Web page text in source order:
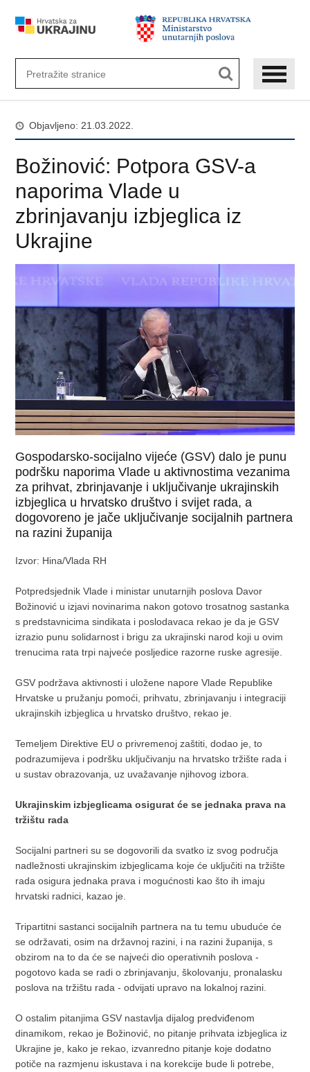
glavni
Objavljeno: 21.03.2022.
Božinović: Potpora GSV-a
naporima Vlade u
zbrinjavanju izbjeglica iz
Ukrajine
Gospodarsko-socijalno vijeće (GSV) dalo je punu
podršku naporima Vlade u aktivnostima vezanima
za prihvat, zbrinjavanje i uključivanje ukrajinskih
izbjeglica u hrvatsko društvo i svijet rada, a
dogovoreno je jače uključivanje socijalnih partnera
na razini županija
Izvor: Hina/Vlada RH
Potpredsjednik Vlade i ministar unutarnjih poslova Davor
Božinović u izjavi novinarima nakon gotovo trosatnog sastanka
s predstavnicima sindikata i poslodavaca rekao je da je GSV
izrazio punu solidarnost i brigu za ukrajinski narod koji u ovim
trenucima rata trpi najveće posljedice razorne ruske agresije.
GSV podržava aktivnosti i uložene napore Vlade Republike
Hrvatske u pružanju pomoći, prihvatu, zbrinjavanju i integraciji
ukrajinskih izbjeglica u hrvatsko društvo, rekao je.
Temeljem Direktive EU o privremenoj zaštiti, dodao je, to
podrazumijeva i podršku uključivanju na hrvatsko tržište rada i
u sustav obrazovanja, uz uvažavanje njihovog izbora.
Ukrajinskim izbjeglicama osigurat će se jednaka prava na
tržištu rada
Socijalni partneri su se dogovorili da svatko iz svog područja
nadležnosti ukrajinskim izbjeglicama koje će uključiti na tržište
rada osigura jednaka prava i mogućnosti kao što ih imaju
hrvatski radnici, kazao je.
Tripartitni sastanci socijalnih partnera na tu temu ubuduće će
se održavati, osim na državnoj razini, i na razini županija, s
obzirom na to da će se najveći dio operativnih poslova -
pogotovo kada se radi o zbrinjavanju, školovanju, pronalasku
poslova na tržištu rada - odvijati upravo na lokalnoj razini.
O ostalim pitanjima GSV nastavlja dijalog predviđenom
dinamikom, rekao je Božinović, no pitanje prihvata izbjeglica iz
Ukrajine je, kako je rekao, izvanredno pitanje koje dodatno
potiče na razmjenu iskustava i na korekcije bude li potrebe,